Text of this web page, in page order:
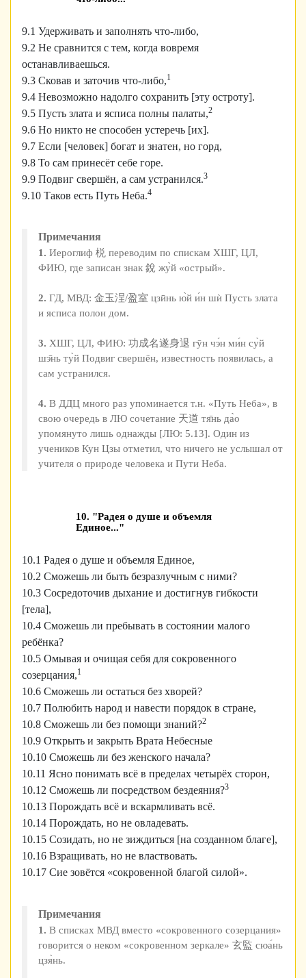
9.1 Удерживать и заполнять что-либо,
9.2 Не сравнится с тем, когда вовремя
останавливаешься.
9.3 Сковав и заточив что-либо,1
9.4 Невозможно надолго сохранить [эту остроту].
9.5 Пусть злата и ясписа полны палаты,2
9.6 Но никто не способен устеречь [их].
9.7 Если [человек] богат и знатен, но горд,
9.8 То сам принесёт себе горе.
9.9 Подвиг свершён, а сам устранился.3
9.10 Таков есть Путь Неба.4
Примечания
1. Иероглиф 棁 переводим по спискам ХШГ, ЦЛ,
ФИЮ, где записан знак 銳 жу̀й «острый».
2. ГД, МВД: 金玉浧/盈室 цзӣнь ю̀й и́н шѝ Пусть злата
и ясписа полон дом.
3. ХШГ, ЦЛ, ФИЮ: 功成名遂身退 гӯн чэ́н ми́н су̀й
шэ̄нь ту̀й Подвиг свершён, известность появилась, а
сам устранился.
4. В ДДЦ много раз упоминается т.н. «Путь Неба», в
свою очередь в ЛЮ сочетание 天道 тя̄нь да̀о
упомянуто лишь однажды [ЛЮ: 5.13]. Один из
учеников Кун Цзы отметил, что ничего не услышал от
учителя о природе человека и Пути Неба.
10. "Pадея о душе и объемля
Единое..."
10.1 Pадея о душе и объемля Единое,
10.2 Сможешь ли быть безразлучным с ними?
10.3 Сосредоточив дыхание и достигнув гибкости
[тела],
10.4 Сможешь ли пребывать в состоянии малого
ребёнка?
10.5 Омывая и очищая себя для сокровенного
созерцания,1
10.6 Сможешь ли остаться без хворей?
10.7 Полюбить народ и навести порядок в стране,
10.8 Сможешь ли без помощи знаний?2
10.9 Открыть и закрыть Врата Небесные
10.10 Сможешь ли без женского начала?
10.11 Ясно понимать всё в пределах четырёх сторон,
10.12 Сможешь ли посредством бездеяния?3
10.13 Порождать всё и вскармливать всё.
10.14 Порождать, но не овладевать.
10.15 Созидать, но не зиждиться [на созданном благе],
10.16 Взращивать, но не властвовать.
10.17 Сие зовётся «сокровенной благой силой».
Примечания
1. В списках МВД вместо «сокровенного созерцания»
говорится о неком «сокровенном зеркале» 玄監 сюа́нь
цзя̀нь.